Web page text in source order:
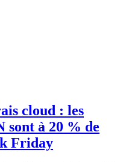
cloud : les
sont à 20 % de
Friday